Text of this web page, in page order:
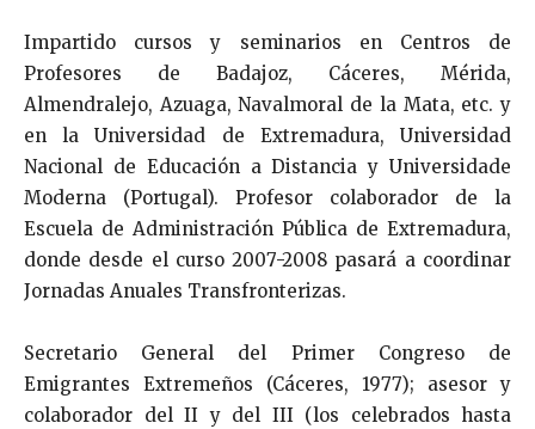
Impartido cursos y seminarios en Centros de
Profesores de Badajoz, Cáceres, Mérida,
Almendralejo, Azuaga, Navalmoral de la Mata, etc. y
en la Universidad de Extremadura, Universidad
Nacional de Educación a Distancia y Universidade
Moderna (Portugal). Profesor colaborador de la
Escuela de Administración Pública de Extremadura,
donde desde el curso 2007-2008 pasará a coordinar
Jornadas Anuales Transfronterizas.
Secretario General del Primer Congreso de
Emigrantes Extremeños (Cáceres, 1977); asesor y
colaborador del II y del III (los celebrados hasta